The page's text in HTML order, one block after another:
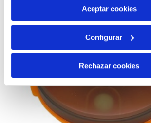
más información en nuestraPolítica de
Aceptar cookies
Configurar
Rechazar cookies